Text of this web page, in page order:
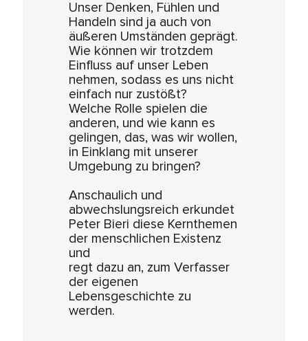
Unser Denken, Fühlen und
Handeln sind ja auch von
äußeren Umständen geprägt.
Wie können wir trotzdem
Einfluss auf unser Leben
nehmen, sodass es uns nicht
einfach nur zustößt?
Welche Rolle spielen die
anderen, und wie kann es
gelingen, das, was wir wollen,
in Einklang mit unserer
Umgebung zu bringen?
Anschaulich und
abwechslungsreich erkundet
Peter Bieri diese Kernthemen
der menschlichen Existenz
und
regt dazu an, zum Verfasser
der eigenen
Lebensgeschichte zu
werden.